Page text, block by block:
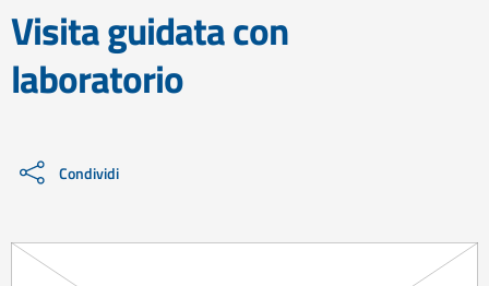
Visita guidata con
laboratorio
Condividi